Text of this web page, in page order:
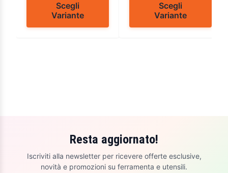
Scegli
Variante
Scegli
Variante
Resta aggiornato!
Iscriviti alla newsletter per ricevere offerte esclusive,
novità e promozioni su ferramenta e utensili.